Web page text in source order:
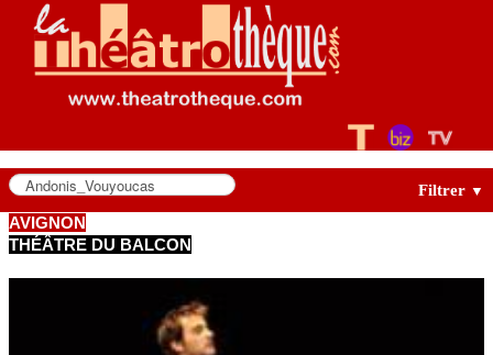
ACCUEIL
LES TEXTES
LES ANNONCES
LE CLUB
Filtrer ▼
AVIGNON
THÉÂTRE DU BALCON